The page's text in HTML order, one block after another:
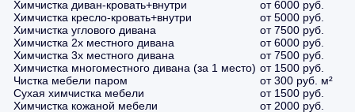
Химчистка диван-кровать+внутри
от 6000 руб.
Химчистка кресло-кровать+внутри
от 5000 руб.
Химчистка углового дивана
от 7500 руб.
Химчистка 2х местного дивана
от 6000 руб.
Химчистка 3х местного дивана
от 7500 руб.
Химчистка многоместного дивана (за 1 место) от 1500 руб.
Чистка мебели паром
от 300 руб. м²
Сухая химчистка мебели
от 1500 руб.
Химчистка кожаной мебели
от 2000 руб.